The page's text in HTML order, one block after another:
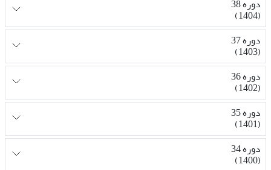
دوره 38
(1404)
دوره 37
(1403)
دوره 36
(1402)
دوره 35
(1401)
دوره 34
(1400)